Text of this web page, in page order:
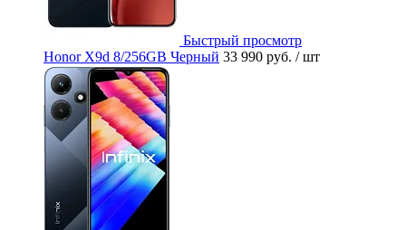
Быстрый просмотр
Honor X9d 8/256GB Черный 33 990 руб. / шт